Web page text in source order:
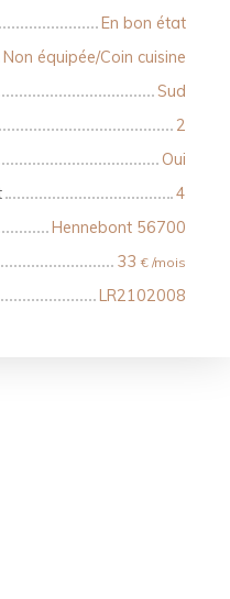
En bon état
Non équipée/Coin cuisine
Sud
2
Oui
4
Hennebont 56700
33 € /mois
LR2102008